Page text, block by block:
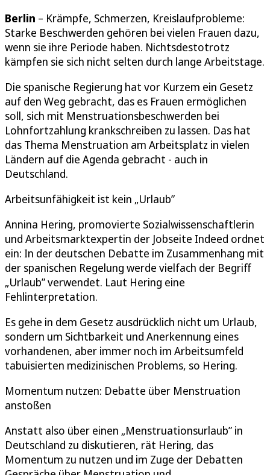
Berlin – Krämpfe, Schmerzen, Kreislaufprobleme:
Starke Beschwerden gehören bei vielen Frauen dazu,
wenn sie ihre Periode haben. Nichtsdestotrotz
kämpfen sie sich nicht selten durch lange Arbeitstage.
Die spanische Regierung hat vor Kurzem ein Gesetz
auf den Weg gebracht, das es Frauen ermöglichen
soll, sich mit Menstruationsbeschwerden bei
Lohnfortzahlung krankschreiben zu lassen. Das hat
das Thema Menstruation am Arbeitsplatz in vielen
Ländern auf die Agenda gebracht - auch in
Deutschland.
Arbeitsunfähigkeit ist kein „Urlaub”
Annina Hering, promovierte Sozialwissenschaftlerin
und Arbeitsmarktexpertin der Jobseite Indeed ordnet
ein: In der deutschen Debatte im Zusammenhang mit
der spanischen Regelung werde vielfach der Begriff
„Urlaub” verwendet. Laut Hering eine
Fehlinterpretation.
Es gehe in dem Gesetz ausdrücklich nicht um Urlaub,
sondern um Sichtbarkeit und Anerkennung eines
vorhandenen, aber immer noch im Arbeitsumfeld
tabuisierten medizinischen Problems, so Hering.
Momentum nutzen: Debatte über Menstruation
anstoßen
Anstatt also über einen „Menstruationsurlaub” in
Deutschland zu diskutieren, rät Hering, das
Momentum zu nutzen und im Zuge der Debatten